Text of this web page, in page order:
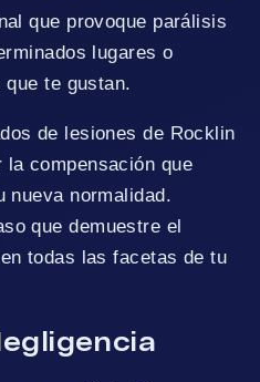
que provoque parálisis
lugares o
te gustan.
de lesiones de Rocklin
la compensación que
nueva normalidad.
que demuestre el
todas las facetas de tu